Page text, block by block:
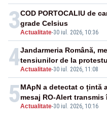
3Actualitate-30 iul. 2026, 10:36
COD PORTOCALIU de
grade Celsius
4Actualitate-30 iul. 2026, 11:08
Jandarmeria Română,
tensiunilor de la
5Actualitate-30 iul. 2026, 10:16
MApN a detectat o țintă
mesaj RO-Alert